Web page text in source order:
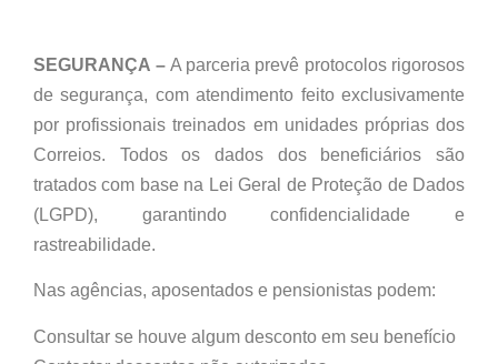
SEGURANÇA – A parceria prevê protocolos rigorosos
de segurança, com atendimento feito exclusivamente
por profissionais treinados em unidades próprias dos
Correios. Todos os dados dos beneficiários são
tratados com base na Lei Geral de Proteção de Dados
(LGPD), garantindo confidencialidade e
rastreabilidade.
Nas agências, aposentados e pensionistas podem:
Consultar se houve algum desconto em seu benefício